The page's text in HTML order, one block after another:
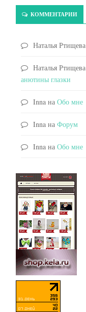
КОММЕНТАРИИ
Наталья Ртищева
Наталья Ртищева
анютины глазки
Inna на Обо мне
Inna на Форум
Inna на Обо мне